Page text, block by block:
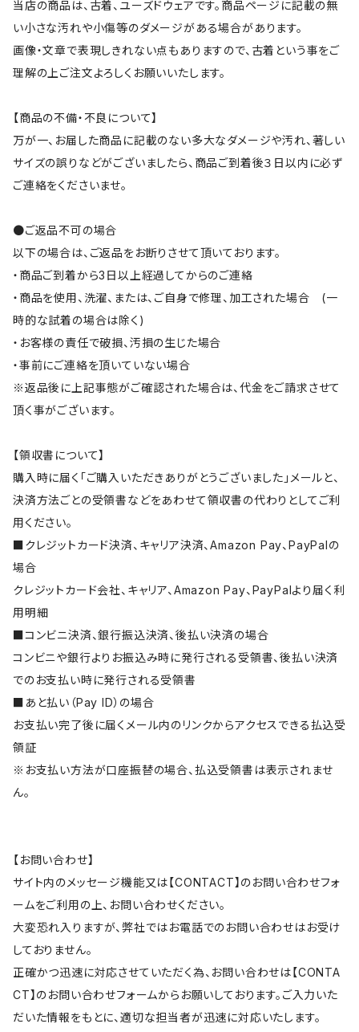
当店の商品は、古着、ユーズドウェアです。商品ページに記載の無
い小さな汚れや小傷等のダメージがある場合があります。
画像・文章で表現しきれない点もありますので、古着という事をご
理解の上ご注文よろしくお願いいたします。
【商品の不備・不良について】
万が一、お届した商品に記載のない多大なダメージや汚れ、著しい
サイズの誤りなどがございましたら、商品ご到着後３日以内に必ず
ご連絡をくださいませ。
●ご返品不可の場合
以下の場合は、ご返品をお断りさせて頂いております。
・商品ご到着から3日以上経過してからのご連絡
・商品を使用、洗濯、または、ご自身で修理、加工された場合 (一
時的な試着の場合は除く)
・お客様の責任で破損、汚損の生じた場合
・事前にご連絡を頂いていない場合
※返品後に上記事態がご確認された場合は、代金をご請求させて
頂く事がございます。
【領収書について】
購入時に届く「ご購入いただきありがとうございました」メールと、
決済方法ごとの受領書などをあわせて領収書の代わりとしてご利
用ください。
■クレジットカード決済、キャリア決済、Amazon Pay、PayPalの
場合
クレジットカード会社、キャリア、Amazon Pay、PayPalより届く利
用明細
■コンビニ決済、銀行振込決済、後払い決済の場合
コンビニや銀行よりお振込み時に発行される受領書、後払い決済
でのお支払い時に発行される受領書
■あと払い（Pay ID）の場合
お支払い完了後に届くメール内のリンクからアクセスできる払込受
領証
※お支払い方法が口座振替の場合、払込受領書は表示されませ
ん。
【お問い合わせ】
サイト内のメッセージ機能又は【CONTACT】のお問い合わせフォ
ームをご利用の上、お問い合わせください。
大変恐れ入りますが、弊社ではお電話でのお問い合わせはお受け
しておりません。
正確かつ迅速に対応させていただく為、お問い合わせは【CONTA
CT】のお問い合わせフォームからお願いしております。ご入力いた
だいた情報をもとに、適切な担当者が迅速に対応いたします。